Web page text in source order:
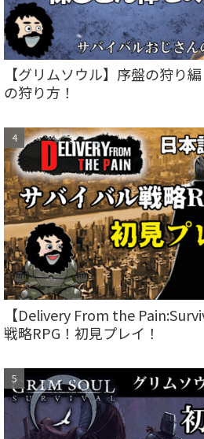
【グリムソウル】序盤の狩り
の狩り方！
【Delivery From the
戦略RPG！初見プレイ！